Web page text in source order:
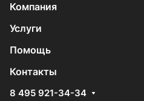
Компания
Услуги
Помощь
Контакты
8 495 921-34-34